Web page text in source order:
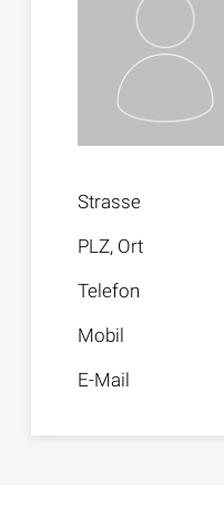
Strasse
PLZ, Ort
Telefon
Mobil
E-Mail